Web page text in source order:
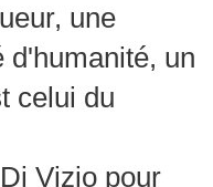
une
d'humanité, un
celui du
Vizio pour